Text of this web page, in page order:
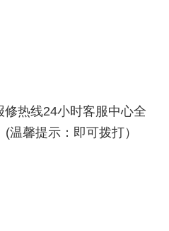
热线24小时客服中心全
馨提示：即可拨打）